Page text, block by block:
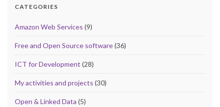
CATEGORIES
Amazon Web Services (9)
Free and Open Source software(36)
ICT for Development (28)
My activities and projects (30)
Open & Linked Data (5)